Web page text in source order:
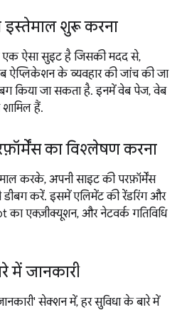
इस्तेमाल शुरू करना
ऐसा सुइट है जिसकी मदद से,
ऐप्लिकेशन के व्यवहार की जांच की जा
किया जा सकता है. इनमें वेब पेज, वेब
हैं.
का विश्लेषण करना
करके, अपनी साइट की परफ़ॉर्मेंस
करें. इसमें एलिमेंट की रेंडरिंग और
एक्ज़ीक्यूशन, और नेटवर्क गतिविधि
में जानकारी
सेक्शन में, हर सुविधा के बारे में